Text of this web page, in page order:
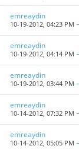
emreaydin
10-19-2012,04:23 PM
emreaydin
10-19-2012,04:14 PM
emreaydin
10-19-2012,03:44 PM
emreaydin
10-14-2012,07:32 PM
emreaydin
10-14-2012,05:05 PM